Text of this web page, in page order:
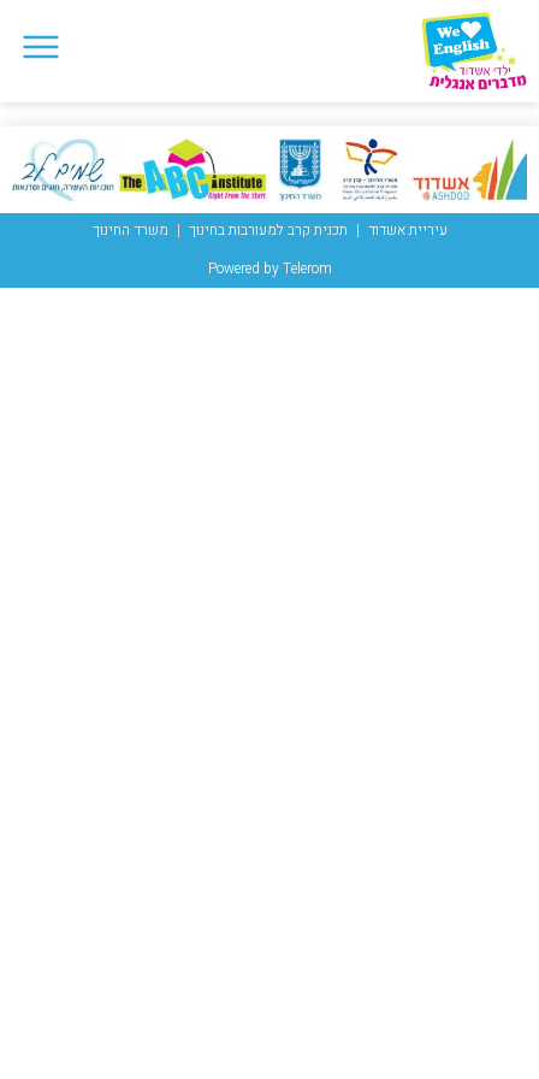
עיריית אשדוד תכנית קרב למעורבות בחינוך
משרד החינוך
Powered by Telerom